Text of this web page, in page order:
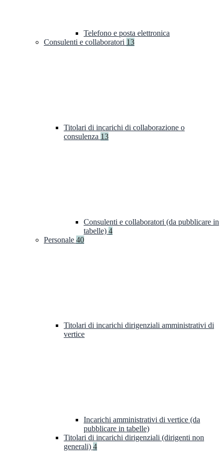
Telefono e posta elettronica
Consulenti e collaboratori 13
Titolari di incarichi di collaborazione o
consulenza 13
Consulenti e collaboratori (da pubblicare in
tabelle) 4
Personale 40
Titolari di incarichi dirigenziali amministrativi di
vertice
Incarichi amministrativi di vertice (da
pubblicare in tabelle)
Titolari di incarichi dirigenziali (dirigenti non
generali) 4